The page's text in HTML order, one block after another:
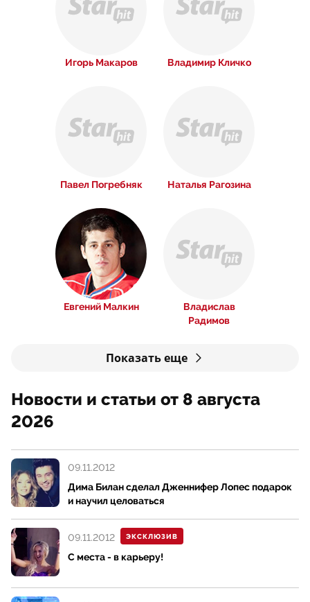
Игорь Макаров Владимир Кличко
Павел Погребняк Наталья Рагозина
Евгений Малкин
Владислав
Радимов
Показать еще
Новости и статьи от 8 августа
2026
Дима Билан сделал Дженнифер Лопес подарок
и научил целоваться
09.11.2012
ЭКСКЛЮЗИВ
С места - в карьеру!
09.11.2012